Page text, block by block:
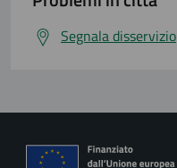
Segnala disservizio